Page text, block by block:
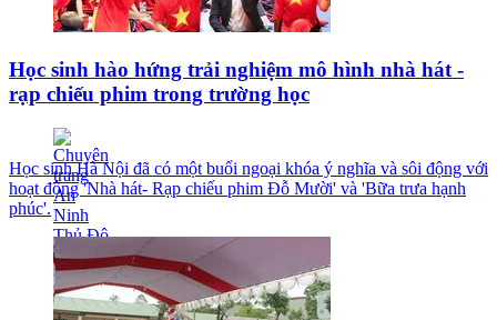
Học sinh hào hứng trải nghiệm mô hình nhà hát -
rạp chiếu phim trong trường học
Học sinh Hà Nội đã có một buổi ngoại khóa ý nghĩa và sôi động với
hoạt động 'Nhà hát- Rạp chiếu phim Đỗ Mười' và 'Bữa trưa hạnh
phúc'.